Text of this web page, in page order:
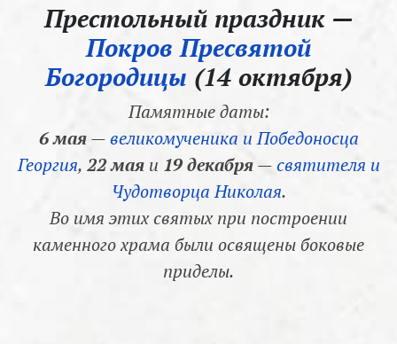
Престольный праздник —
Покров Пресвятой
Богородицы (14 октября)
Памятные даты:
6 мая—великомученика и Победоносца
Георгия, 22 маяи 19 декабря—святителя и
Чудотворца Николая.
Во имя этих святых при построении
каменного храма были освящены боковые
приделы.